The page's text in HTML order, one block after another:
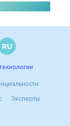
RU
Эксперты